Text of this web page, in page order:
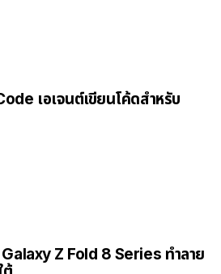
เอเจนต์เขียนโค้ดสำหรับ
Z Fold 8 Series ทำลาย